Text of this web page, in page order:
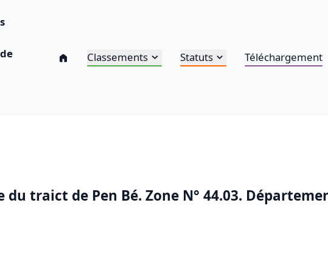
Classements Statuts Téléchargement
du traict de Pen Bé. Zone N° 44.03.